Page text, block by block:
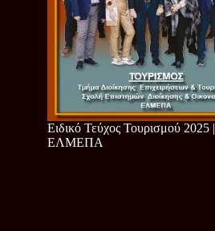
Ειδικό Τεύχος Τουρισμού 2025 |
ΕΛΜΕΠΑ